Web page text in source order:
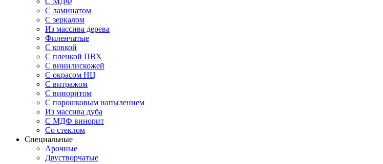
С ламинатом
С зеркалом
Из массива дерева
Филенчатые
С ковкой
С пленкой ПВХ
С винилискожей
С окрасом НЦ
С витражом
С виноритом
С порошковым напылением
Из массива дуба
С МДФ винорит
Со стеклом
Специальные
Арочные
Двустворчатые